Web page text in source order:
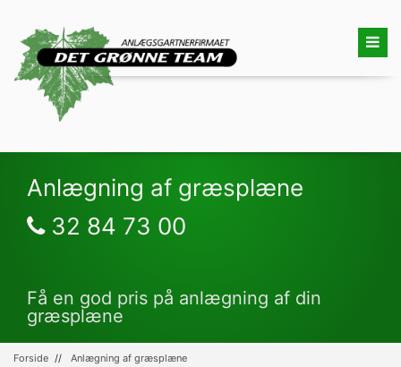
Anlægning af græsplæne
32 84 73 00
Få en god pris på anlægning af din
græsplæne
Forside Anlægning af græsplæne